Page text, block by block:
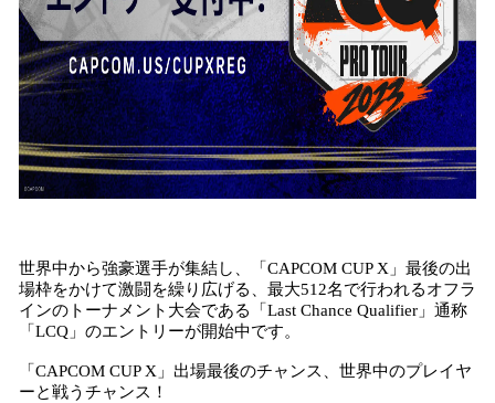
世界中から強豪選手が集結し、「CAPCOM CUP X」最後の出
場枠をかけて激闘を繰り広げる、最大512名で行われるオフラ
インのトーナメント大会である「Last Chance Qualifier」通称
「LCQ」のエントリーが開始中です。
「CAPCOM CUP X」出場最後のチャンス、世界中のプレイヤ
ーと戦うチャンス！